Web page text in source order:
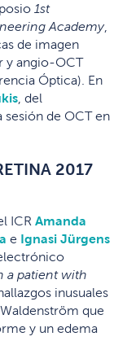
1st
Academy,
de imagen
y angio-OCT
Óptica). En
, del
sesión de OCT en
2017
ICR Amanda
e Ignasi Jürgens
a patient with
inusuales
que
y un edema